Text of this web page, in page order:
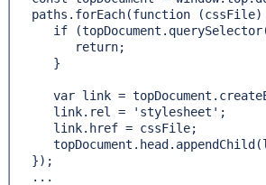
paths.forEach(function (cssFile)
if
         return;
      }
var link =
      link.rel = 'stylesheet';
      link.href = cssFile;
   });
   ...